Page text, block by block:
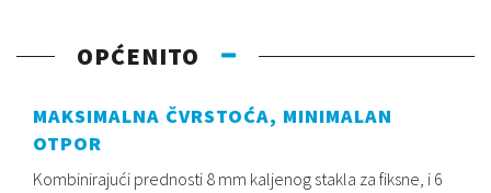
OPĆENITO
MAKSIMALNA ČVRSTOĆA, MINIMALAN
OTPOR
Kombinirajući prednosti 8 mm kaljenog stakla za fiksne, i 6